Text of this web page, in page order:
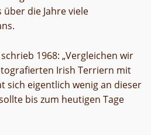
die Jahre viele
schrieb 1968: „Vergleichen wir
Irish Terriern mit
sich eigentlich wenig an dieser
bis zum heutigen Tage